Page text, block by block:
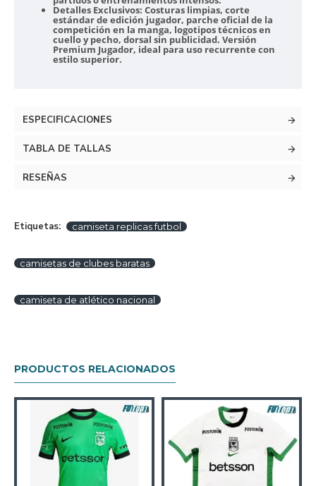
Detalles Exclusivos: Costuras limpias, corte
estándar de edición jugador, parche oficial de la
competición en la manga, logotipos técnicos en
cuello y pecho, dorsal sin publicidad. Versión
Premium Jugador, ideal para uso recurrente con
estilo superior.
ESPECIFICACIONES
TABLA DE TALLAS
RESEÑAS
Etiquetas: camiseta replicas futbol
camisetas de clubes baratas
camiseta de atlético nacional
PRODUCTOS RELACIONADOS